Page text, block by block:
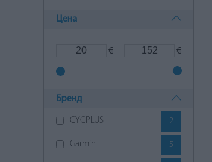
Цена
€ €
Бренд
CYCPLUS 2
Garmin 5